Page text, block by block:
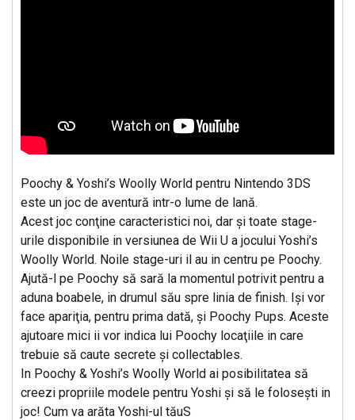
Poochy & Yoshi’s Woolly World pentru Nintendo 3DS
este un joc de aventură intr-o lume de lană.
Acest joc conţine caracteristici noi, dar şi toate stage-
urile disponibile in versiunea de Wii U a jocului Yoshi’s
Woolly World. Noile stage-uri il au in centru pe Poochy.
Ajută-l pe Poochy să sară la momentul potrivit pentru a
aduna boabele, in drumul său spre linia de finish. Işi vor
face apariţia, pentru prima dată, şi Poochy Pups. Aceste
ajutoare mici ii vor indica lui Poochy locaţiile in care
trebuie să caute secrete şi collectables.
In Poochy & Yoshi’s Woolly World ai posibilitatea să
creezi propriile modele pentru Yoshi şi să le foloseşti in
joc! Cum va arăta Yoshi-ul tăuS